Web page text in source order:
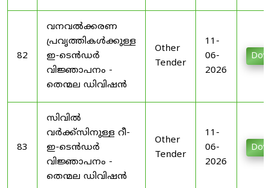
82
വനവൽക്കരണ
പ്രവൃത്തികൾക്കുള്ള
ഇ-ടെൻഡർ
വിജ്ഞാപനം -
തെന്മല ഡിവിഷൻ
Other
Tender
11-
06-
2026
83
സിവിൽ
വർക്ക്സിനുള്ള റീ-
ഇ-ടെൻഡർ
വിജ്ഞാപനം -
തെന്മല ഡിവിഷൻ
Other
Tender
11-
06-
2026